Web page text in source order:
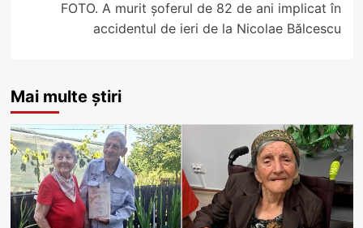
FOTO. A murit șoferul de 82 de ani implicat în
accidentul de ieri de la Nicolae Bălcescu
Mai multe știri